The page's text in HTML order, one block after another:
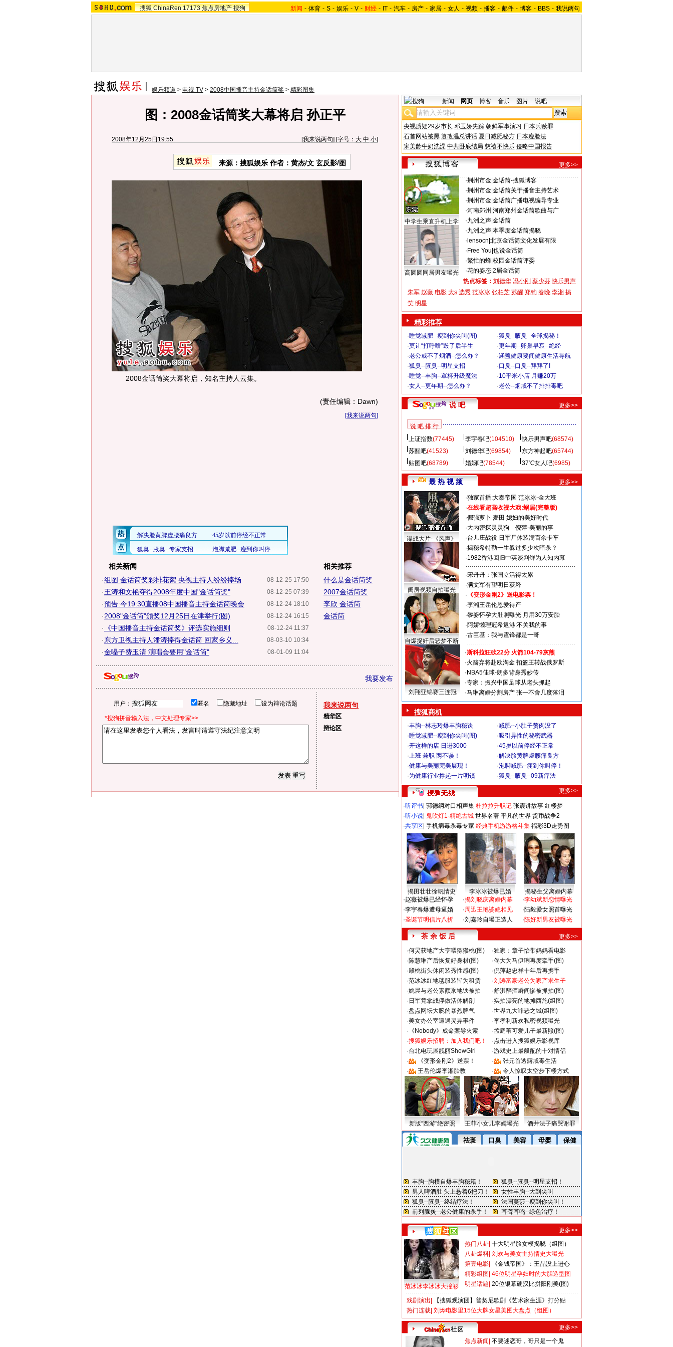
搜狐 ChinaRen 17173 焦点房地产 搜狗 新闻 - 体育 - S - 娱乐 - V - 财经 - IT - 汽车 - 房产 - 家居 - 女人 - 视频 - 播客 - 邮件 - 博客 - BBS - 我说两句
娱乐频道 > 电视 TV > 2008中国播音主持金话筒奖 > 精彩图集
图：2008金话筒奖大幕将启 孙正平
2008年12月25日19:55 [我来说两句] [字号： 大 中 小]
来源：搜狐娱乐 作者：黄杰/文 玄反影/图
2008金话筒奖大幕将启，知名主持人云集。
(责任编辑：Dawn)
[我来说两句]
相关新闻
08-12-25 17:50
·组图:金话筒奖彩排花絮 央视主持人纷纷捧场
08-12-25 07:39
·王涛和文艳夺得2008年度中国"金话筒奖"
08-12-24 18:10
·预告:今19:30直播08中国播音主持金话筒晚会
08-12-24 16:15
·2008"金话筒"颁奖12月25日在津举行(图)
08-12-24 11:37
· 《中国播音主持金话筒奖》评选实施细则
08-03-10 10:34
·东方卫视主持人潘涛捧得金话筒 回家乡义...
08-01-09 11:04
·金嗓子费玉清 演唱会要用"金话筒"
相关推荐
什么是金话筒奖
2007金话筒奖
李欣 金话筒
金话筒
我要发布
用户： 匿名 隐藏地址 设为辩论话题
*搜狗拼音输入法，中文处理专家>>
我来说两句
精华区
辩论区
新闻 网页 博客 音乐 图片 说吧
央视质疑29岁市长 邓玉娇失踪 朝鲜军事演习 日本兵赎罪
石首网站被黑 篡改温总讲话 夏日减肥秘方 日本瘦脸法
宋美龄牛奶洗澡 中共卧底结局 慈禧不快乐 侵略中国报告
更多>>
中学生乘直升机上学
高圆圆同居男友曝光
·荆州市金| 金话筒-搜狐博客
·荆州市金| 金话筒关于播音主持艺术
·荆州市金| 金话筒广播电视编导专业
·河南郑州 河南郑州金话筒歌曲与广
·九洲之声| 金话筒
·九洲之声| 本季度金话筒揭晓
· lensocn 北京金话筒文化发展有限
· Free You 也说金话筒
·繁忙的蜂| 校园金话筒评委
·花的姿态| 2届金话筒
热点标签： 刘德华 冯小刚 蔡少芬 快乐男声
朱军 赵薇 电影 大s 选秀 范冰冰 张柏芝 苏醒 郑钧 春晚 李湘 搞
笑 明星
精彩推荐
·睡觉减肥--瘦到你尖叫(图) ·狐臭--腋臭--全球揭秘！
·莫让“打呼噜”毁了后半生 ·更年期--卵巢早衰--绝经
·老公戒不了烟酒--怎么办？ ·涵盖健康要闻健康生活导航
·狐臭--腋臭--明星支招 ·口臭--口臭--拜拜了!
·睡觉--丰胸--罩杯升级魔法 ·10平米小店 月赚20万
·女人--更年期--怎么办？ ·老公--烟戒不了排排毒吧
说 吧 更多>>
说 吧 排 行
上证指数(77445) 李宇春吧(104510) 快乐男声吧(68574)
苏醒吧(41523) 刘德华吧(69854) 东方神起吧(65744)
贴图吧(68789) 婚姻吧(78544) 37℃女人吧(6985)
最 热 视 频 更多>>
谍战大片-《风声》
闺房视频自拍曝光
自爆捉奸后恶梦不断
·独家首播:大秦帝国 范冰冰-金大班
·在线看超高收视大戏:蜗居(完整版)
·倔强萝卜 麦田 媳妇的美好时代
·大内密探灵灵狗
倪萍-美丽的事
·台儿庄战役 日军尸体装满百余卡车
·揭秘希特勒一生躲过多少次暗杀？
·1982香港回归中英谈判鲜为人知内幕
·宋丹丹：张国立活得太累
·满文军有望明日获释
· 《变形金刚2》送电影票！
·李湘王岳伦恩爱待产
·黎姿怀孕大肚照曝光 月用30万安胎
·阿娇懒理冠希返港:不关我的事
·古巨基：我与霆锋都是一哥
刘翔亚锦赛三连冠
·斯科拉狂砍22分 火箭104-79灰熊
·火箭弃将赴欧淘金 扣篮王转战俄罗斯
· NBA5佳球-朗多背身秀妙传
·专家：振兴中国足球从老头抓起
·马琳离婚分割房产 张一不舍几度落泪
搜狐商机
·丰胸--林志玲爆丰胸秘诀 ·减肥--小肚子赘肉没了
·睡觉减肥--瘦到你尖叫(图) ·吸引异性的秘密武器
·开这样的店 日进3000 ·45岁以前停经不正常
·上班 兼职 两不误！ ·解决脸黄脾虚腰痛良方
·健康与美丽完美展现！ ·泡脚减肥--瘦到你叫停！
·为健康行业撑起一片明镜 ·狐臭--腋臭--09新疗法
更多>>
·听评书 郭德纲对口相声集 杜拉拉升职记 张震讲故事 红楼梦
·听小说 鬼吹灯1-精绝古城 世界名著 平凡的世界 货币战争2
·共享区 手机病毒杀毒专家 经典手机游游格斗集 福彩3D走势图
揭田壮壮徐帆情史 李冰冰被爆已婚
揭秘生父离婚内幕
·赵薇被爆已经怀孕
·李宇春爆遭母逼婚
·圣诞节明信片八折
·揭刘晓庆离婚内幕
·周迅王艳婆媳相见
·刘嘉玲自曝正造人
·李幼斌新恋情曝光
·陆毅爱女照首曝光
·陈好新男友被曝光
茶 余 饭 后
更多>>
·何炅获地产大亨喂猕猴桃(图) ·独家：章子怡带妈妈看电影
·陈慧琳产后恢复好身材(图) ·佟大为马伊琍再度牵手(图)
·殷桃街头休闲装秀性感(图) ·倪萍赵忠祥十年后再携手
·范冰冰红地毯服装皆为租赁 ·刘涛富豪老公为家产求生子
·姚晨与老公素颜乘地铁被拍 ·舒淇醉酒瞬间惨被抓拍(图)
· 日军竟拿战俘做活体解剖 ·实拍漂亮的地摊西施(组图)
·盘点网坛大腕的暴烈脾气 ·世界九大罪恶之城(组图)
·美女办公室遭遇灵异事件 ·李孝利新欢私密视频曝光
· 《Nobody》成命案导火索 ·孟庭苇可爱儿子最新照(图)
·搜狐娱乐招聘：加入我们吧！ ·点击进入搜狐娱乐影视库
·台北电玩展靓丽ShowGirl ·游戏史上最般配的十对情侣
·
《变形金刚2》送票！ ·
张元首透露戒毒生活
·
王岳伦爆李湘胎教 · 令人惊叹太空步下楼方式
新版“西游”绝密照 王菲小女儿李嫣曝光 酒井法子痛哭谢罪
更多>>
范冰冰李冰冰大撞衫
热门八卦 十大明星脸女模揭晓（组图）
八卦爆料 刘欢与美女主持情史大曝光
第壹电影
《金钱帝国》：王晶没上进心
精彩组图 46位明星孕妇时的大胆造型图
明星话题 20位银幕硬汉比拼阳刚美(图)
戏剧演出
【搜狐观演团】普契尼歌剧《艺术家生涯》打分贴
热门连载 刘烨电影里15位大牌女星美图大盘点（组图）
更多>>
焦点新闻 不要迷恋哥，哥只是一个鬼